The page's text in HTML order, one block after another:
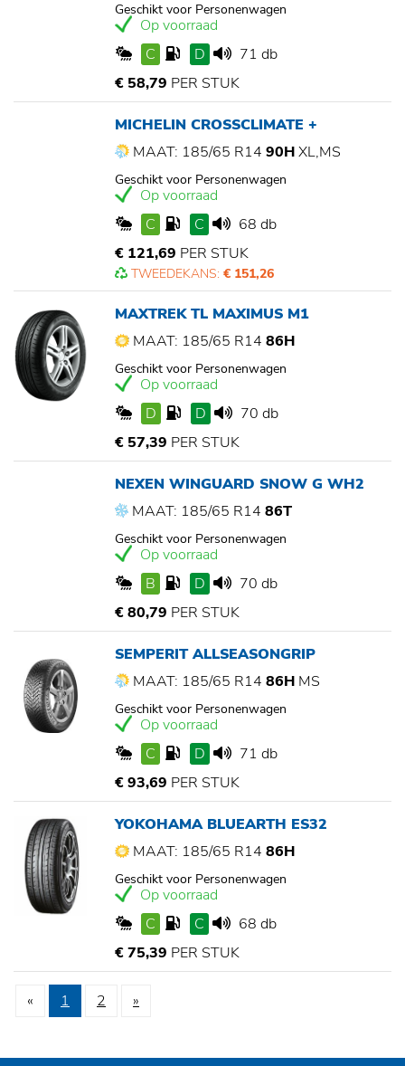
Geschikt voor Personenwagen
Op voorraad
C
D
71 db
€ 58,79 PER STUK
MICHELIN CROSSCLIMATE +
MAAT: 185/65 R14 90HXL,MS
Geschikt voor Personenwagen
Op voorraad
C
C
68 db
€ 121,69 PER STUK
TWEEDEKANS: € 151,26
MAXTREK TL MAXIMUS M1
MAAT: 185/65 R14 86H
Geschikt voor Personenwagen
Op voorraad
D
D
70 db
€ 57,39 PER STUK
NEXEN WINGUARD SNOW G WH2
MAAT: 185/65 R14 86T
Geschikt voor Personenwagen
Op voorraad
B
D
70 db
€ 80,79 PER STUK
SEMPERIT ALLSEASONGRIP
MAAT: 185/65 R14 86H MS
Geschikt voor Personenwagen
Op voorraad
C
D
71 db
€ 93,69 PER STUK
YOKOHAMA BLUEARTH ES32
MAAT: 185/65 R14 86H
Geschikt voor Personenwagen
Op voorraad
C
C
68 db
€ 75,39 PER STUK
« 1 2 »